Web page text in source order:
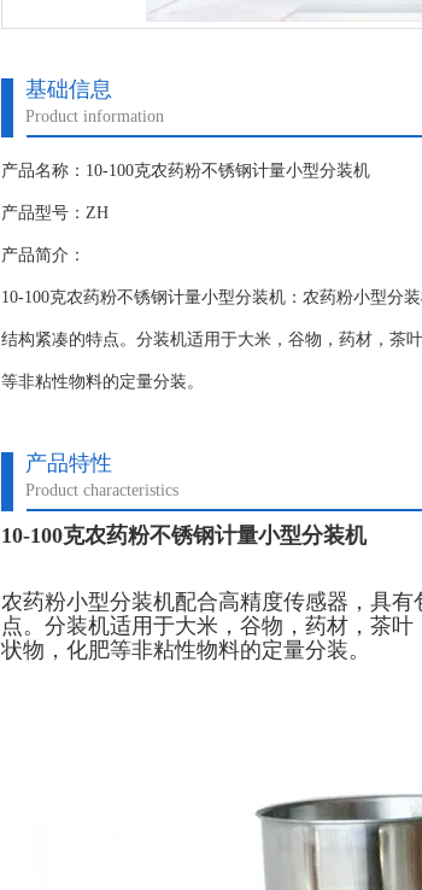
基础信息
Product information
产品名称：10-100克农药粉不锈钢计量小型分装机
产品型号：ZH
产品简介：
10-100克农药粉不锈钢计量小型分装机：农药粉小型分
结构紧凑的特点。分装机适用于大米，谷物，药材，茶
等非粘性物料的定量分装。
产品特性
Product characteristics
10-100克农药粉不锈钢计量小型分装机
农药粉小型分装机配合高精度传感器，具
点。分装机适用于大米，谷物，药材，茶
状物，化肥等非粘性物料的定量分装。